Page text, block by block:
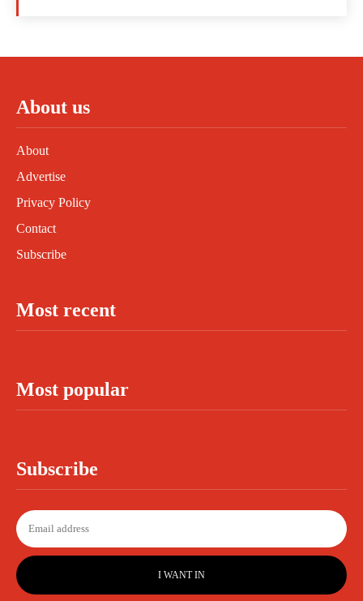
About us
About
Advertise
Privacy Policy
Contact
Subscribe
Most recent
Most popular
Subscribe
I WANT IN